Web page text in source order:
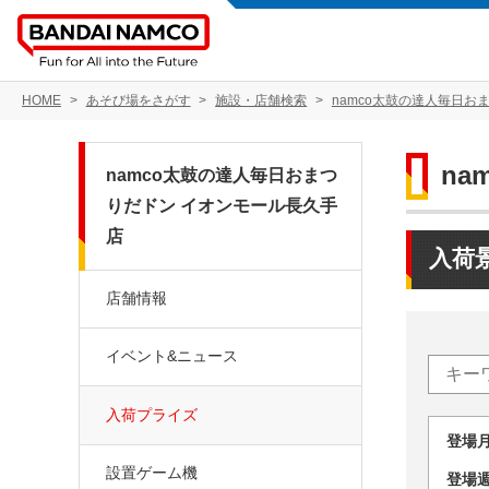
HOME あそび場をさがす 施設・店舗検索 namco太鼓の達人毎日お
入荷
登
登
namco太鼓の達人毎日おまつ
りだドン イオンモール長久手
店
店舗情報
イベント&ニュース
入荷プライズ
設置ゲーム機